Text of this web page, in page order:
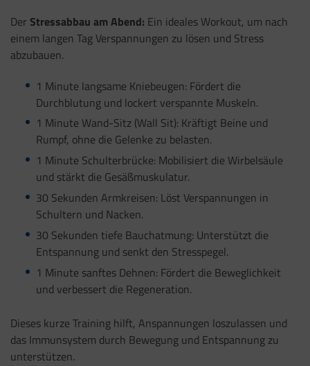
Der Stressabbau am Abend: Ein ideales Workout, um nach
einem langen Tag Verspannungen zu lösen und Stress
abzubauen.
1 Minute langsame Kniebeugen: Fördert die
Durchblutung und lockert verspannte Muskeln.
1 Minute Wand-Sitz (Wall Sit): Kräftigt Beine und
Rumpf, ohne die Gelenke zu belasten.
1 Minute Schulterbrücke: Mobilisiert die Wirbelsäule
und stärkt die Gesäßmuskulatur.
30 Sekunden Armkreisen: Löst Verspannungen in
Schultern und Nacken.
30 Sekunden tiefe Bauchatmung: Unterstützt die
Entspannung und senkt den Stresspegel.
1 Minute sanftes Dehnen: Fördert die Beweglichkeit
und verbessert die Regeneration.
Dieses kurze Training hilft, Anspannungen loszulassen und
das Immunsystem durch Bewegung und Entspannung zu
unterstützen.